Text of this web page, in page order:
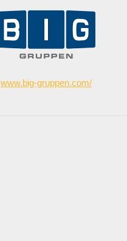
www.big-gruppen.com/